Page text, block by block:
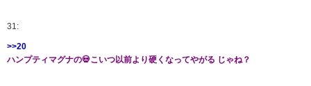
31:
>>20
ハンプティマグナの💀こいつ以前より硬くなってやがる じゃね？